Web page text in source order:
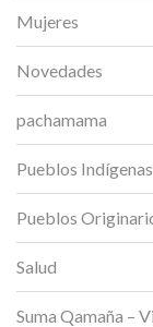
Mujeres
Novedades
pachamama
Pueblos Indígenas
Pueblos
Salud
Suma Qamaña –